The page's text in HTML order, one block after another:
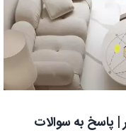
| پاسخ به سوالات